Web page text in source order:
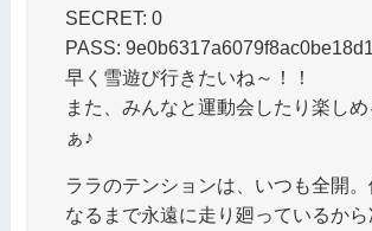
SECRET: 0
PASS:
早く雪遊び行きたいね～！！
また、みんなと運動会したり楽し
ぁ♪
ララのテンションは、いつも全開。
なるまで永遠に走り廻っているから